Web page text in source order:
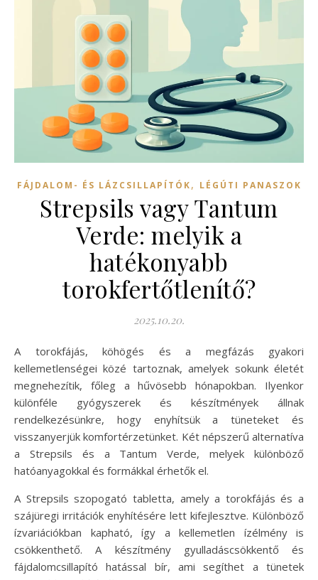
FÁJDALOM- ÉS LÁZCSILLAPÍTÓK, LÉGÚTI PANASZOK
Strepsils vagy Tantum
Verde: melyik a
hatékonyabb
torokfertőtlenítő?
2025.10.20.
A torokfájás, köhögés és a megfázás gyakori
kellemetlenségei közé tartoznak, amelyek sokunk életét
megnehezítik, főleg a hűvösebb hónapokban. Ilyenkor
különféle gyógyszerek és készítmények állnak
rendelkezésünkre, hogy enyhítsük a tüneteket és
visszanyerjük komfortérzetünket. Két népszerű alternatíva
a Strepsils és a Tantum Verde, melyek különböző
hatóanyagokkal és formákkal érhetők el.
A Strepsils szopogató tabletta, amely a torokfájás és a
szájüregi irritációk enyhítésére lett kifejlesztve. Különböző
ízvariációkban kapható, így a kellemetlen ízélmény is
csökkenthető. A készítmény gyulladáscsökkentő és
fájdalomcsillapító hatással bír, ami segíthet a tünetek